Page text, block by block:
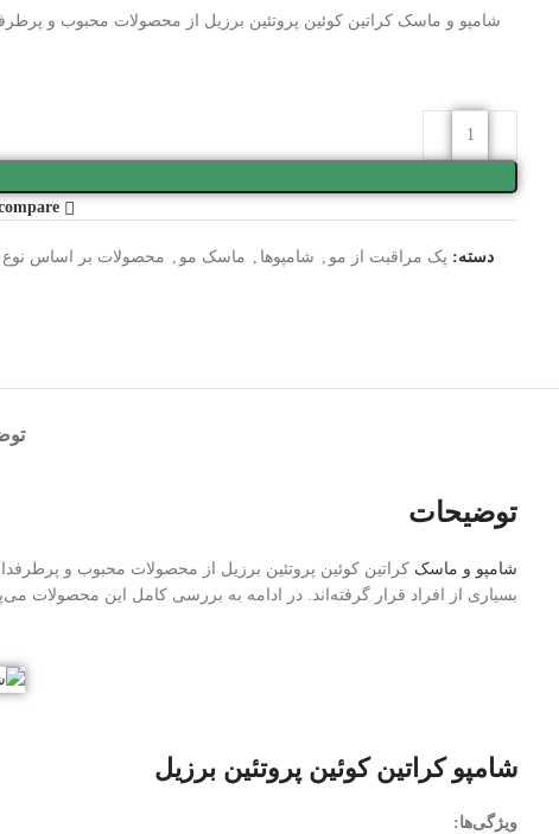
شامپو و ماسک کراتین کوئین پروتئین برزیل از محصولات محبوب و
دسته: پک مراقبت از مو , شامپوها , ماسک مو , محصولات بر اساس نوع
توضیحات
شامپو و ماسک کراتین کوئین پروتئین برزیل از محصولات محبوب و
بسیاری از افراد قرار گرفته‌اند. در ادامه به بررسی کامل این محصولات
شامپو کراتین کوئین پروتئین برزیل
ویژگی‌ها: